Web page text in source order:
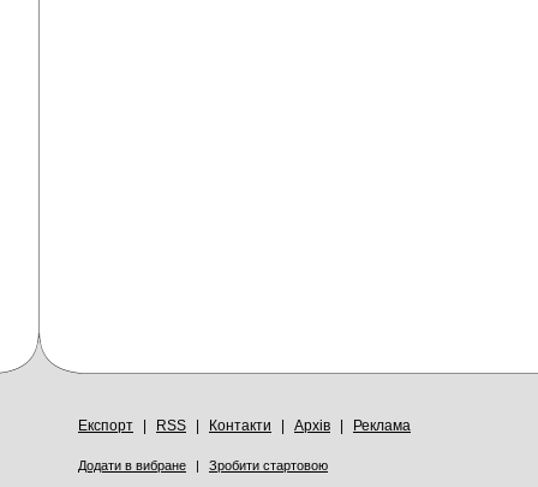
Експорт RSS Контакти Архів Реклама
Додати в вибране | Зробити стартовою